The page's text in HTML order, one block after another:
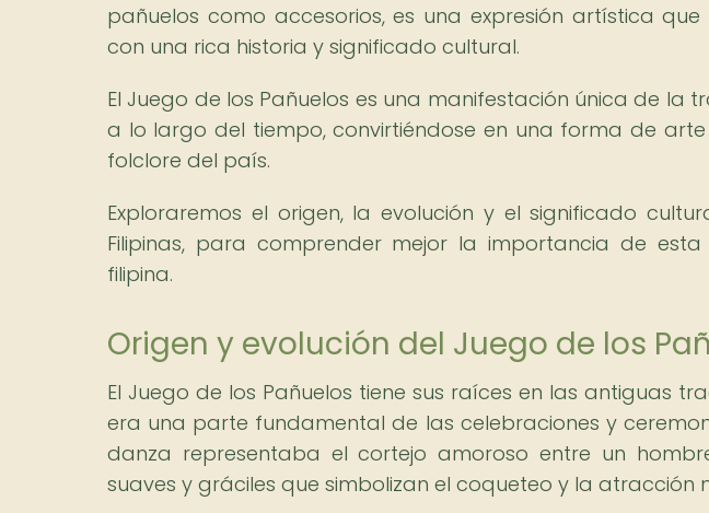
pañuelos como accesorios, es una expresión artística
con una rica historia y significado cultural.
El Juego de los Pañuelos es una manifestación única de la
a lo largo del tiempo, convirtiéndose en una forma de
folclore del país.
Exploraremos el origen, la evolución y el significado
Filipinas, para comprender mejor la importancia de
filipina.
Origen y evolución del Juego de los
El Juego de los Pañuelos tiene sus raíces en las antiguas
era una parte fundamental de las celebraciones y
danza representaba el cortejo amoroso entre un
suaves y gráciles que simbolizan el coqueteo y la atracción